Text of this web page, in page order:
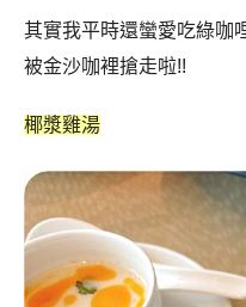
其實我平時還蠻愛吃綠咖
被金沙咖裡搶走啦!!
椰漿雞湯